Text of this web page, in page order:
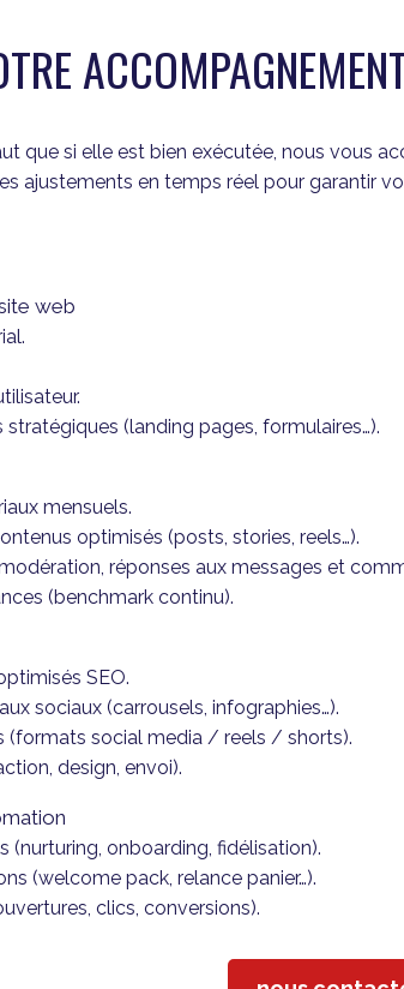
que si elle est bien exécutée, nous
ajustements en temps réel pour garantir
web
(landing pages, formulaires…).
mensuels.
optimisés (posts, stories, reels…).
réponses aux messages et
(benchmark continu).
SEO.
sociaux (carrousels, infographies…).
(formats social media / reels / shorts).
design, envoi).
(nurturing, onboarding, fidélisation).
(welcome pack, relance panier…).
clics, conversions).